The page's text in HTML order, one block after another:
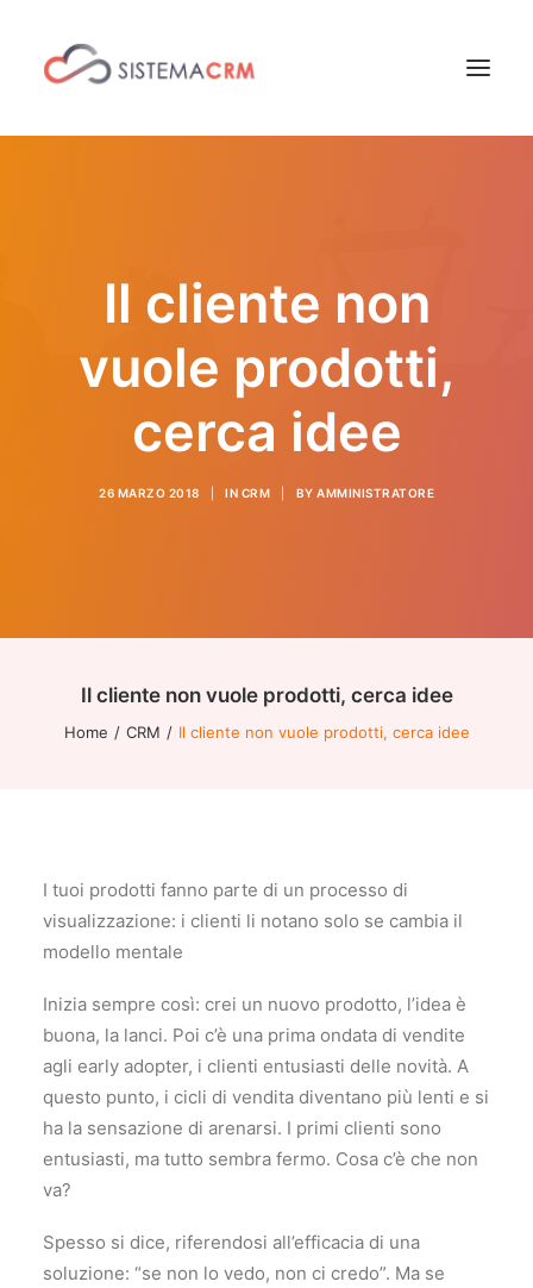
Aree di applicazione
Versioni e Prezzi
Contatti CRM
Assistenza Tecnica CRM
Il cliente non
vuole prodotti,
cerca idee
26 MARZO 2018 IN CRM BY AMMINISTRATORE
Il cliente non vuole prodotti, cerca idee
Home CRM Il cliente non vuole prodotti, cerca idee
I tuoi prodotti fanno parte di un processo di
visualizzazione: i clienti li notano solo se cambia il
modello mentale
Inizia sempre così: crei un nuovo prodotto, l’idea è
buona, la lanci. Poi c’è una prima ondata di vendite
agli early adopter, i clienti entusiasti delle novità. A
questo punto, i cicli di vendita diventano più lenti e si
ha la sensazione di arenarsi. I primi clienti sono
entusiasti, ma tutto sembra fermo. Cosa c’è che non
va?
Spesso si dice, riferendosi all’efficacia di una
soluzione: “se non lo vedo, non ci credo”. Ma se